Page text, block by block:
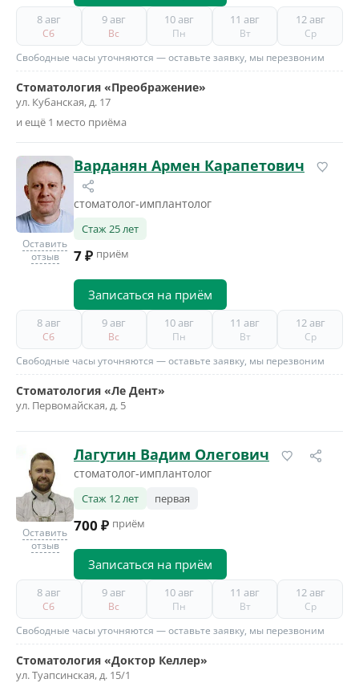
8 авг
Сб
9 авг
Вс
10 авг
Пн
11 авг
Вт
12 авг
Ср
Свободные часы уточняются — оставьте заявку, мы перезвоним
Стоматология «Преображение»
ул. Кубанская, д. 17
и ещё 1 место приёма
Оставить
отзыв
Варданян Армен Карапетович
стоматолог-имплантолог
Стаж 25 лет
7 ₽ приём
Записаться на приём
8 авг
Сб
9 авг
Вс
10 авг
Пн
11 авг
Вт
12 авг
Ср
Свободные часы уточняются — оставьте заявку, мы перезвоним
Стоматология «Ле Дент»
ул. Первомайская, д. 5
Оставить
отзыв
Лагутин Вадим Олегович
стоматолог-имплантолог
Стаж 12 лет первая
700 ₽ приём
Записаться на приём
8 авг
Сб
9 авг
Вс
10 авг
Пн
11 авг
Вт
12 авг
Ср
Свободные часы уточняются — оставьте заявку, мы перезвоним
Стоматология «Доктор Келлер»
ул. Туапсинская, д. 15/1